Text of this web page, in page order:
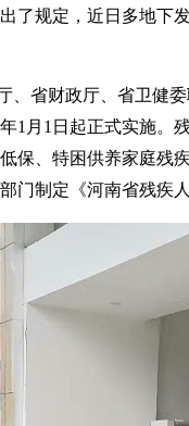
了规定，近日多地下
、省财政厅、省卫健
1月1日起正式实施。
保、特困供养家庭
门制定《河南省残疾